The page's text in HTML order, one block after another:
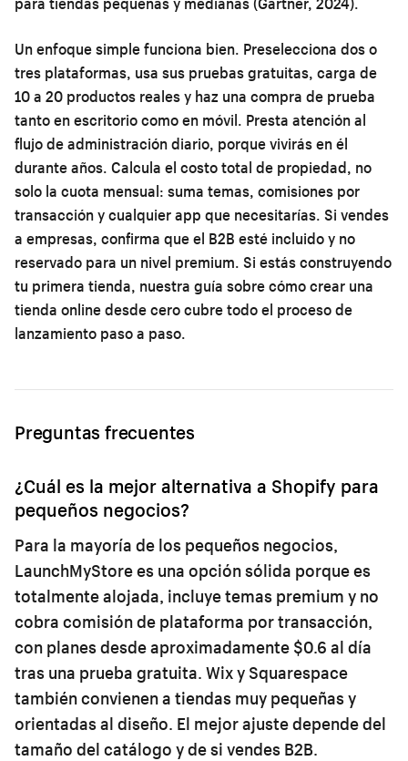
Un enfoque simple funciona bien. Preselecciona dos o
tres plataformas, usa sus pruebas gratuitas, carga de
10 a 20 productos reales y haz una compra de prueba
tanto en escritorio como en móvil. Presta atención al
flujo de administración diario, porque vivirás en él
durante años. Calcula el costo total de propiedad, no
solo la cuota mensual: suma temas, comisiones por
transacción y cualquier app que necesitarías. Si vendes
a empresas, confirma que el B2B esté incluido y no
reservado para un nivel premium. Si estás construyendo
tu primera tienda, nuestra guía sobrecómo crear una
tienda online desde cerocubre todo el proceso de
lanzamiento paso a paso.
Preguntas frecuentes
¿Cuál es la mejor alternativa a Shopify para
pequeños negocios?
Para la mayoría de los pequeños negocios,
LaunchMyStore es una opción sólida porque es
totalmente alojada, incluye temas premium y no
cobra comisión de plataforma por transacción,
con planes desde aproximadamente $0.6 al día
tras una prueba gratuita. Wix y Squarespace
también convienen a tiendas muy pequeñas y
orientadas al diseño. El mejor ajuste depende del
tamaño del catálogo y de si vendes B2B.